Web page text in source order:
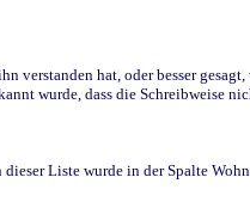
hat, oder besser
wurde, dass die Schreibweise
Liste wurde in der Spalte